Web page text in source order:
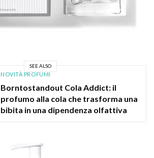
SEE ALSO
NOVITÀ PROFUMI
Borntostandout Cola Addict: il
profumo alla cola che trasforma una
bibita in una dipendenza olfattiva